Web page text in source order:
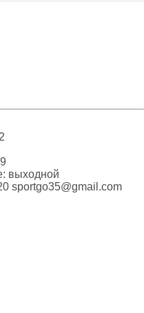
выходной
sportgo35@gmail.com